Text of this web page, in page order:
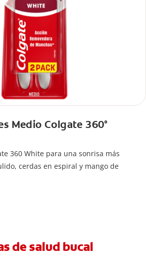
Medio Colgate 360°
360 White para una sonrisa más
cerdas en espiral y mango de
de salud bucal